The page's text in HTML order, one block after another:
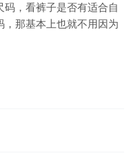
，看裤子是否有适合自
，那基本上也就不用因为